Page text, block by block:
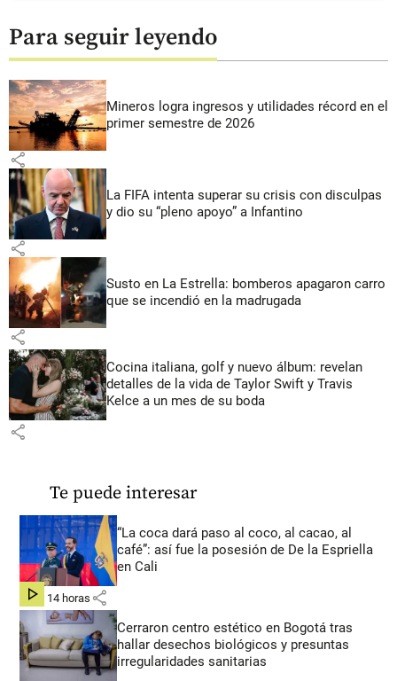
Para seguir leyendo
Mineros logra ingresos y utilidades récord en el
primer semestre de 2026
share
La FIFA intenta superar su crisis con disculpas
y dio su “pleno apoyo” a Infantino
share
Susto en La Estrella: bomberos apagaron carro
que se incendió en la madrugada
share
Cocina italiana, golf y nuevo álbum: revelan
detalles de la vida de Taylor Swift y Travis
Kelce a un mes de su boda
share
Te puede interesar
“La coca dará paso al coco, al cacao, al
café”: así fue la posesión de De la Espriella
en Cali
hace 14 horas share
Cerraron centro estético en Bogotá tras
hallar desechos biológicos y presuntas
irregularidades sanitarias